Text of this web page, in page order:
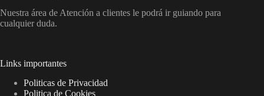
Nuestra área de Atención a clientes le podrá ir guiando para
cualquier duda.
Links importantes
Politicas de Privacidad
Politica de Cookies